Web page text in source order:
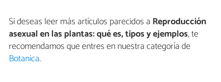
Si deseas leer más artículos parecidos a Reproducción
asexual en las plantas: qué es, tipos y ejemplos, te
recomendamos que entres en nuestra categoría de
Botanica.